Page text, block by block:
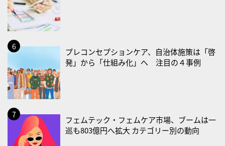
2026/08/25(火)
・いたわり肌の日
2026/08/26(水)
・風呂の日
2026/08/29(土)
・筋肉強化の日
2026/08/30(日)
・ＥＰＡの日
2026/08/31(月)
プレコンセプションケア、自治体施策は「啓
発」から「仕組み化」へ 注目の４事例
フェムテック・フェムケア市場、ブームは一
巡も803億円へ拡大 カテゴリー別の動向